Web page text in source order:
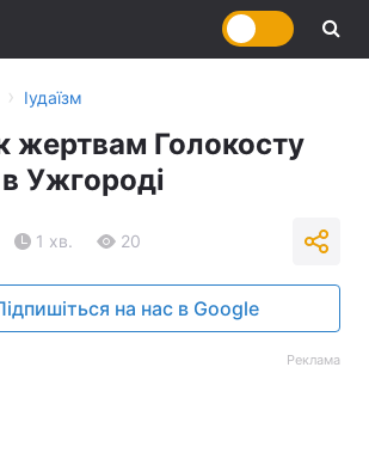
› Іудаїзм
жертвам Голокосту
Ужгороді
1 хв. 20
на нас в Google
Реклама